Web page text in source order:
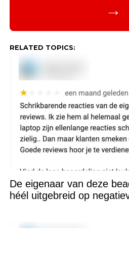
→
RELATED TOPICS:
De eigenaar van deze
héél uitgebreid op